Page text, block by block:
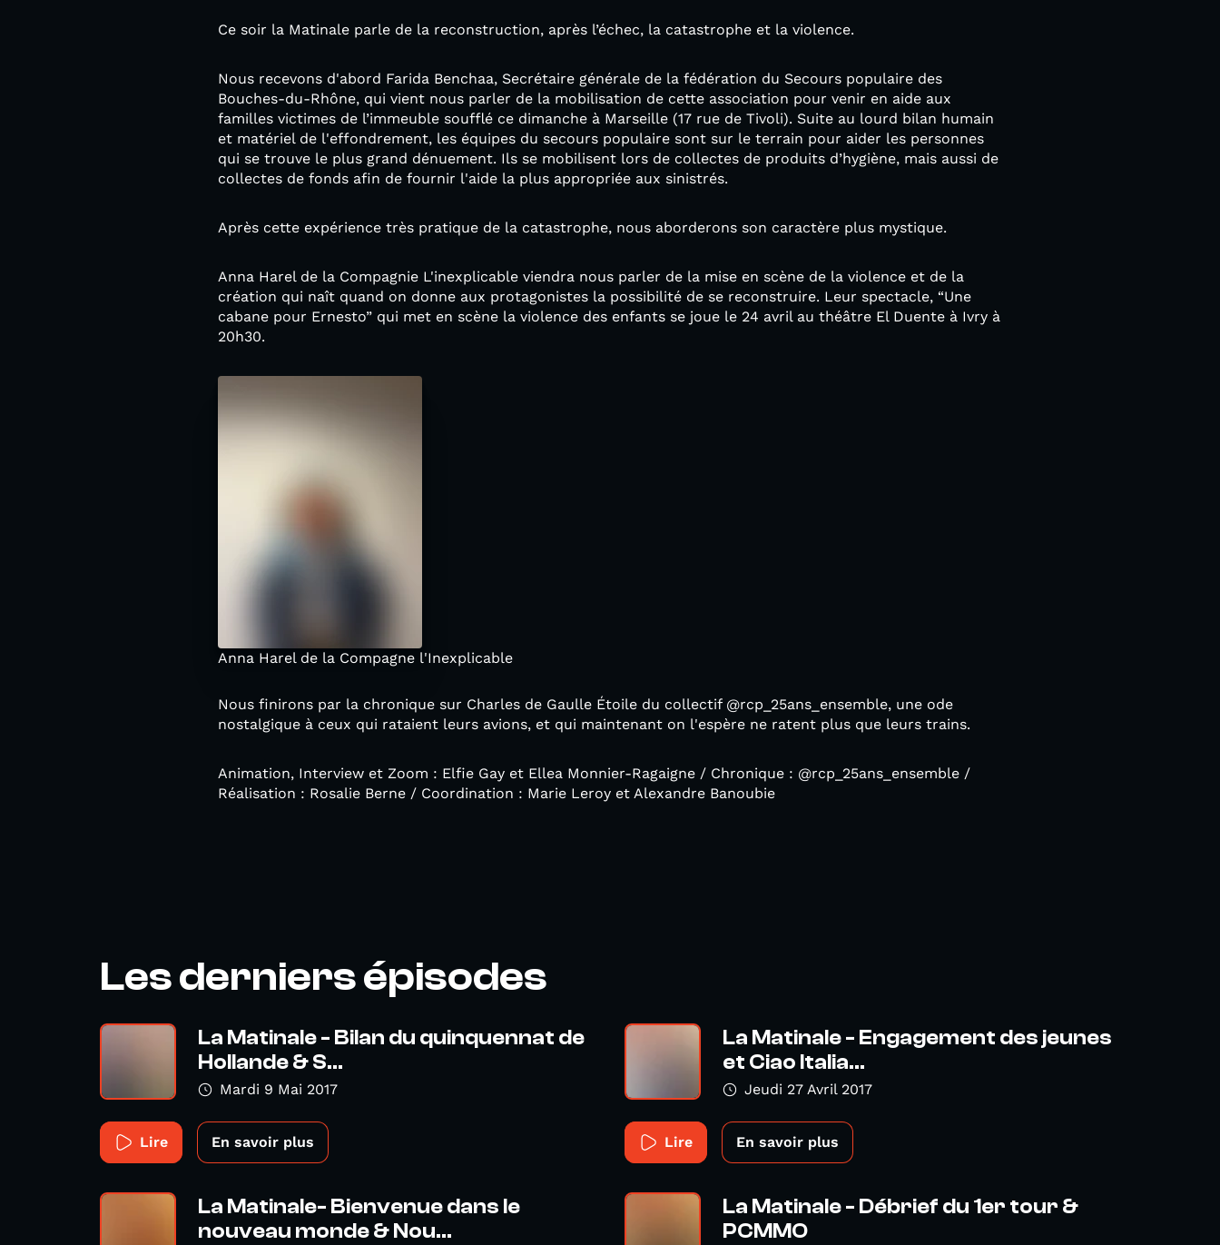
Ce soir la Matinale parle de la reconstruction, après l’échec, la catastrophe et la violence.
Nous recevons d'abord Farida Benchaa, Secrétaire générale de la fédération du Secours populaire des
Bouches-du-Rhône, qui vient nous parler de la mobilisation de cette association pour venir en aide aux
familles victimes de l’immeuble soufflé ce dimanche à Marseille (17 rue de Tivoli). Suite au lourd bilan humain
et matériel de l'effondrement, les équipes du secours populaire sont sur le terrain pour aider les personnes
qui se trouve le plus grand dénuement. Ils se mobilisent lors de collectes de produits d’hygiène, mais aussi de
collectes de fonds afin de fournir l'aide la plus appropriée aux sinistrés.
Après cette expérience très pratique de la catastrophe, nous aborderons son caractère plus mystique.
Anna Harel de la Compagnie L'inexplicable viendra nous parler de la mise en scène de la violence et de la
création qui naît quand on donne aux protagonistes la possibilité de se reconstruire. Leur spectacle, “Une
cabane pour Ernesto” qui met en scène la violence des enfants se joue le 24 avril au théâtre El Duente à Ivry à
20h30.
Anna Harel de la Compagne l'Inexplicable
Nous finirons par la chronique sur Charles de Gaulle Étoile du collectif @rcp_25ans_ensemble, une ode
nostalgique à ceux qui rataient leurs avions, et qui maintenant on l'espère ne ratent plus que leurs trains.
Animation, Interview et Zoom : Elfie Gay et Ellea Monnier-Ragaigne / Chronique : @rcp_25ans_ensemble /
Réalisation : Rosalie Berne / Coordination : Marie Leroy et Alexandre Banoubie
Les derniers épisodes
La Matinale - Bilan du quinquennat de
Hollande & S...
Mardi 9 Mai 2017
Lire En savoir plus
La Matinale - Engagement des jeunes
et Ciao Italia...
Jeudi 27 Avril 2017
Lire En savoir plus
La Matinale- Bienvenue dans le
nouveau monde & Nou...
La Matinale - Débrief du 1er tour &
PCMMO